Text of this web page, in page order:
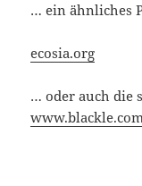
… ein ähnliches
ecosia.org
… oder auch die